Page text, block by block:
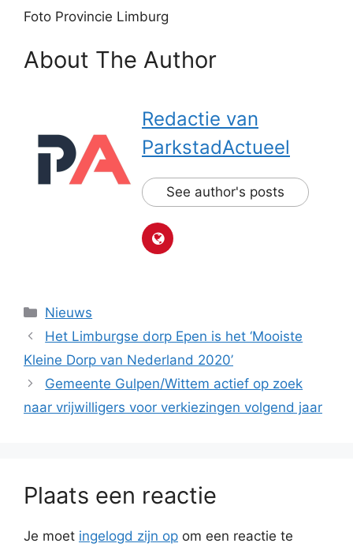
Foto Provincie Limburg
About The Author
Redactie van
ParkstadActueel
See author's posts
Categorieën
Nieuws
Het Limburgse dorp Epen is het ‘Mooiste
Kleine Dorp van Nederland 2020’
Gemeente Gulpen/Wittem actief op zoek
naar vrijwilligers voor verkiezingen volgend jaar
Plaats een reactie
Je moet ingelogd zijn op om een reactie te